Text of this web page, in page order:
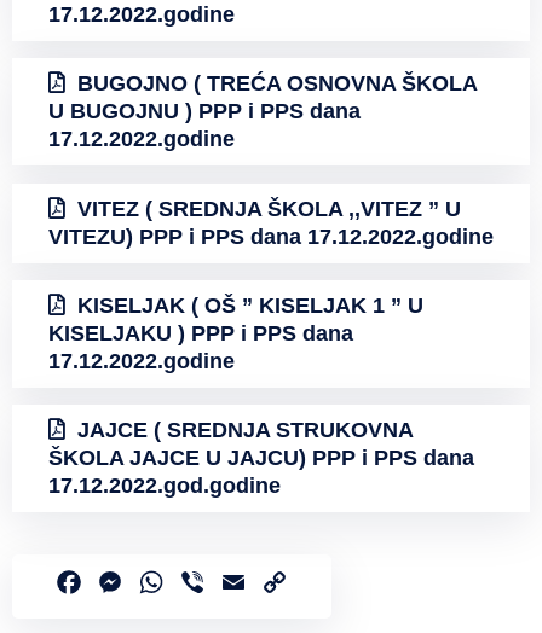
17.12.2022.godine
BUGOJNO ( TREĆA OSNOVNA ŠKOLA
U BUGOJNU ) PPP i PPS dana
17.12.2022.godine
VITEZ ( SREDNJA ŠKOLA ,,VITEZ ” U
VITEZU) PPP i PPS dana 17.12.2022.godine
KISELJAK ( OŠ ” KISELJAK 1 ” U
KISELJAKU ) PPP i PPS dana
17.12.2022.godine
JAJCE ( SREDNJA STRUKOVNA
ŠKOLA JAJCE U JAJCU) PPP i PPS dana
17.12.2022.god.godine
FacebookMessenger
WhatsApp
Viber Email